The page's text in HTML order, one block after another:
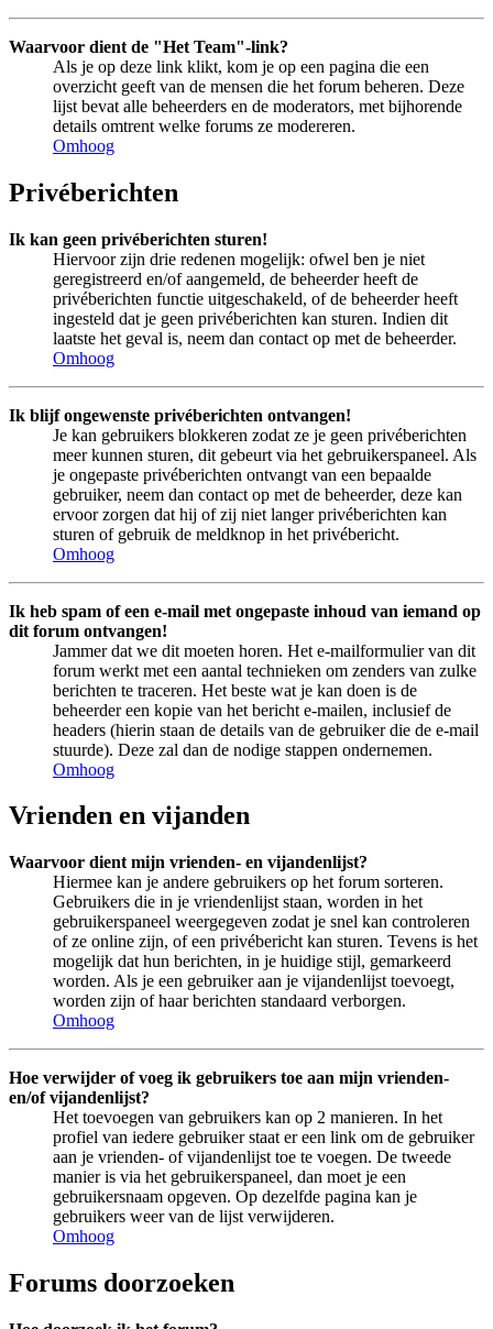
Waarvoor dient de "Het Team"-link?
Als je op deze link klikt, kom je op een pagina die een
overzicht geeft van de mensen die het forum beheren. Deze
lijst bevat alle beheerders en de moderators, met bijhorende
details omtrent welke forums ze modereren.
Omhoog
Privéberichten
Ik kan geen privéberichten sturen!
Hiervoor zijn drie redenen mogelijk: ofwel ben je niet
geregistreerd en/of aangemeld, de beheerder heeft de
privéberichten functie uitgeschakeld, of de beheerder heeft
ingesteld dat je geen privéberichten kan sturen. Indien dit
laatste het geval is, neem dan contact op met de beheerder.
Omhoog
Ik blijf ongewenste privéberichten ontvangen!
Je kan gebruikers blokkeren zodat ze je geen privéberichten
meer kunnen sturen, dit gebeurt via het gebruikerspaneel. Als
je ongepaste privéberichten ontvangt van een bepaalde
gebruiker, neem dan contact op met de beheerder, deze kan
ervoor zorgen dat hij of zij niet langer privéberichten kan
sturen of gebruik de meldknop in het privébericht.
Omhoog
Ik heb spam of een e-mail met ongepaste inhoud van iemand op
dit forum ontvangen!
Jammer dat we dit moeten horen. Het e-mailformulier van dit
forum werkt met een aantal technieken om zenders van zulke
berichten te traceren. Het beste wat je kan doen is de
beheerder een kopie van het bericht e-mailen, inclusief de
headers (hierin staan de details van de gebruiker die de e-mail
stuurde). Deze zal dan de nodige stappen ondernemen.
Omhoog
Vrienden en vijanden
Waarvoor dient mijn vrienden- en vijandenlijst?
Hiermee kan je andere gebruikers op het forum sorteren.
Gebruikers die in je vriendenlijst staan, worden in het
gebruikerspaneel weergegeven zodat je snel kan controleren
of ze online zijn, of een privébericht kan sturen. Tevens is het
mogelijk dat hun berichten, in je huidige stijl, gemarkeerd
worden. Als je een gebruiker aan je vijandenlijst toevoegt,
worden zijn of haar berichten standaard verborgen.
Omhoog
Hoe verwijder of voeg ik gebruikers toe aan mijn vrienden-
en/of vijandenlijst?
Het toevoegen van gebruikers kan op 2 manieren. In het
profiel van iedere gebruiker staat er een link om de gebruiker
aan je vrienden- of vijandenlijst toe te voegen. De tweede
manier is via het gebruikerspaneel, dan moet je een
gebruikersnaam opgeven. Op dezelfde pagina kan je
gebruikers weer van de lijst verwijderen.
Omhoog
Forums doorzoeken